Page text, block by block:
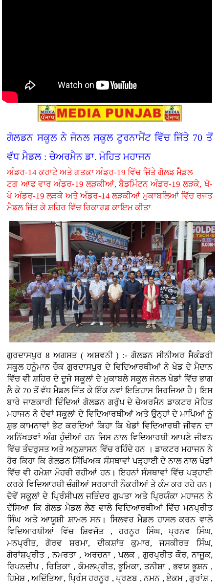
ਗੋਲਡਨ ਸਕੂਲ ਨੇ ਜੋਨਲ ਸਕੂਲ ਟੂਰਨਾਮੈਂਟ ਵਿੱਚ ਜਿੱਤੇ 70 ਤੋਂ
ਵੱਧ ਮੈਡਲ : ਚੇਅਰਮੈਨ ਡਾ. ਮੋਹਿਤ ਮਹਾਜਨ
ਅੰਡਰ-14 ਕਰਾਟੇ ਅਤੇ ਗਤਕਾ ਅੰਡਰ-19 ਵਿੱਚ ਜਿੱਤੇ ਗੋਲਡ ਮੈਡਲ
ਟਗ ਆਫ ਵਾਰ ਅੰਡਰ-19 ਲੜਕੀਆਂ, ਬੈਡਮਿੰਟਨ ਅੰਡਰ-19 ਲੜਕੇ, ਖੋ-
ਖੋ ਅੰਡਰ-19 ਲੜਕੇ ਅਤੇ ਅੰਡਰ-14 ਲੜਕੀਆਂ ਮੁਕਾਬਲਿਆਂ ਵਿੱਚ ਰਜਤ
ਮੈਡਲ ਜਿੱਤ ਕੇ ਸ਼ਹਿਰ ਵਿੱਚ ਰਿਕਾਰਡ ਕਾਇਮ ਕੀਤਾ
ਗੁਰਦਾਸਪੁਰ 8 ਅਗਸਤ ( ਅਸ਼ਵਨੀ ) :- ਗੋਲਡਨ ਸੀਨੀਅਰ ਸੈਕੰਡਰੀ
ਸਕੂਲ ਹਨੂੰਮਾਨ ਚੌਕ ਗੁਰਦਾਸਪੁਰ ਦੇ ਵਿਦਿਆਰਥੀਆਂ ਨੇ ਖੇਡ ਦੇ ਮੈਦਾਨ
ਵਿੱਚ ਵੀ ਸ਼ਹਿਰ ਦੇ ਦੂਜੇ ਸਕੂਲਾਂ ਦੇ ਮੁਕਾਬਲੇ ਸਕੂਲ ਜੋਨਲ ਖੇਡਾਂ ਵਿੱਚ ਭਾਗ
ਲੈ ਕੇ 70 ਤੋਂ ਵੱਧ ਮੈਡਲ ਜਿੱਤ ਕੇ ਇੱਕ ਨਵਾਂ ਇਤਿਹਾਸ ਸਿਰਜਿਆ ਹੈ। ਇਸ
ਬਾਰੇ ਜਾਣਕਾਰੀ ਦਿੰਦਿਆਂ ਗੋਲਡਨ ਗਰੁੱਪ ਦੇ ਚੇਅਰਮੈਨ ਡਾਕਟਰ ਮੋਹਿਤ
ਮਹਾਜਨ ਨੇ ਦੋਵਾਂ ਸਕੂਲਾਂ ਦੇ ਵਿਦਿਆਰਥੀਆਂ ਅਤੇ ਉਨ੍ਹਾਂ ਦੇ ਮਾਪਿਆਂ ਨੂੰ
ਸ਼ੁਭ ਕਾਮਨਾਵਾਂ ਭੇਟ ਕਰਦਿਆਂ ਕਿਹਾ ਕਿ ਖੇਡਾਂ ਵਿਦਿਆਰਥੀ ਜੀਵਨ ਦਾ
ਅਨਿੱਖੜਵਾਂ ਅੰਗ ਹੁੰਦੀਆਂ ਹਨ ਜਿਸ ਨਾਲ ਵਿਦਿਆਰਥੀ ਆਪਣੇ ਜੀਵਨ
ਵਿੱਚ ਤੰਦਰੁਸਤ ਅਤੇ ਅਨੁਸ਼ਾਸਨ ਵਿੱਚ ਰਹਿੰਦੇ ਹਨ । ਡਾਕਟਰ ਮਹਾਜਨ ਨੇ
ਹੋਰ ਕਿਹਾ ਕਿ ਗੋਲਡਨ ਸਿੱਖਿਅਕ ਸੰਸਥਾਵਾਂ ਪੜ੍ਹਾਈ ਦੇ ਨਾਲ ਨਾਲ ਖੇਡਾਂ
ਵਿੱਚ ਵੀ ਹਮੇਸ਼ਾ ਮੋਹਰੀ ਰਹੀਆਂ ਹਨ। ਇਹਨਾਂ ਸੰਸਥਾਵਾਂ ਵਿੱਚ ਪੜ੍ਹਾਈ
ਕਰਕੇ ਵਿਦਿਆਰਥੀ ਚੰਗੀਆਂ ਸਰਕਾਰੀ ਨੌਕਰੀਆਂ ਤੇ ਕੰਮ ਕਰ ਰਹੇ ਹਨ।
ਦੋਵੇਂ ਸਕੂਲਾਂ ਦੇ ਪ੍ਰਿੰਸੀਪਲ ਜਤਿੰਦਰ ਗੁਪਤਾ ਅਤੇ ਪ੍ਰਿਯੰਕਾ ਮਹਾਜਨ ਨੇ
ਦੱਸਿਆ ਕਿ ਗੋਲਡ ਮੈਡਲ ਲੈਣ ਵਾਲੇ ਵਿਦਿਆਰਥੀਆਂ ਵਿੱਚ ਮਨਪ੍ਰੀਤ
ਸਿੰਘ ਅਤੇ ਆਯੂਸ਼ੀ ਸ਼ਾਮਲ ਸਨ। ਸਿਲਵਰ ਮੈਡਲ ਹਾਸਲ ਕਰਨ ਵਾਲੇ
ਵਿਦਿਆਰਥੀਆਂ ਵਿੱਚ ਸ਼ਿਵਜੋਤ , ਹਰਨੂਰ ਸਿੰਘ, ਪ੍ਰਨਵ ਸਿੰਘ,
ਮਨਪ੍ਰੀਤ, ਗੋਰਵ ਸ਼ਰਮਾ, ਦੀਕਸ਼ਾਂਤ ਕੁਮਾਰ, ਜਸਕੀਰਤ ਸਿੰਘ,
ਗੋਰਾਂਸ਼ਪ੍ਰੀਤ , ਨਮਰਤਾ , ਅਰਚਨਾ , ਪਲਕ , ਗੁਰਪ੍ਰੀਤ ਕੌਰ, ਨਾਜੂਕ,
ਰਿਪਨਦੀਪ , ਰਿਤਿਕਾ , ਕੋਮਲਪ੍ਰੀਤ, ਭੂਮਿਕਾ, ਤਨੀਸ਼ਾ , ਭਵਯ ਭੂਸ਼ਨ ,
ਹਿਮੇਸ਼ , ਅਦਿੱਤਿਆ, ਪ੍ਰਿੰਸ ਹਰਨੂਰ , ਪ੍ਰਣਬ , ਨਮਨ , ਏਕਮ , ਗੁਰਾਂਸ਼ ,